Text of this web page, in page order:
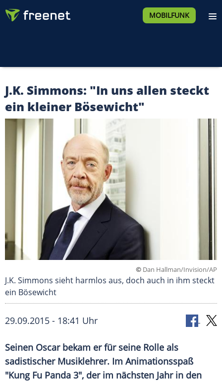
MOBILFUNK
J.K. Simmons: "In uns allen steckt
ein kleiner Bösewicht"
© Dan Hallman/Invision/AP
J.K. Simmons sieht harmlos aus, doch auch in ihm steckt
ein Bösewicht
29.09.2015 - 18:41 Uhr
Seinen Oscar bekam er für seine Rolle als
sadistischer Musiklehrer. Im Animationsspaß
"Kung Fu Panda 3", der im nächsten Jahr in den